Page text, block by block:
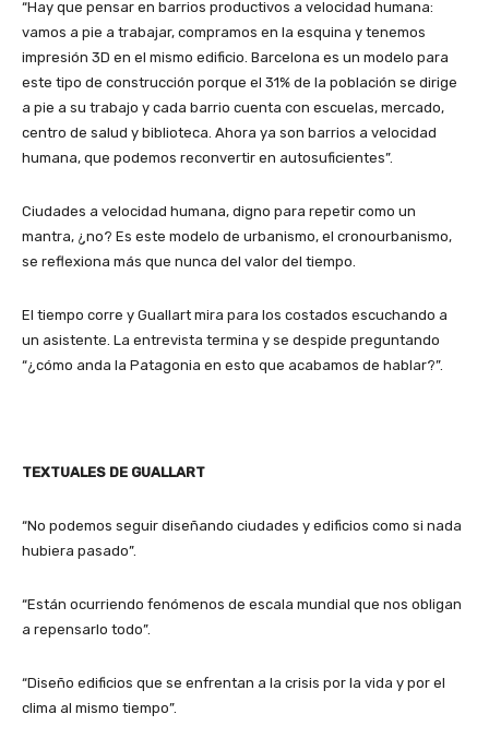
“Hay que pensar en barrios productivos a velocidad humana:
vamos a pie a trabajar, compramos en la esquina y tenemos
impresión 3D en el mismo edificio. Barcelona es un modelo para
este tipo de construcción porque el 31% de la población se dirige
a pie a su trabajo y cada barrio cuenta con escuelas, mercado,
centro de salud y biblioteca. Ahora ya son barrios a velocidad
humana, que podemos reconvertir en autosuficientes”.
Ciudades a velocidad humana, digno para repetir como un
mantra, ¿no? Es este modelo de urbanismo, el cronourbanismo,
se reflexiona más que nunca del valor del tiempo.
El tiempo corre y Guallart mira para los costados escuchando a
un asistente. La entrevista termina y se despide preguntando
“¿cómo anda la Patagonia en esto que acabamos de hablar?”.
TEXTUALES DE GUALLART
“No podemos seguir diseñando ciudades y edificios como si nada
hubiera pasado”.
“Están ocurriendo fenómenos de escala mundial que nos obligan
a repensarlo todo”.
“Diseño edificios que se enfrentan a la crisis por la vida y por el
clima al mismo tiempo”.